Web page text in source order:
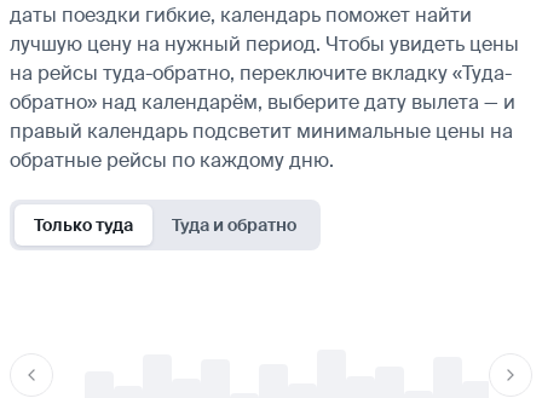
даты поездки гибкие, календарь поможет найти
лучшую цену на нужный период. Чтобы увидеть цены
на рейсы туда-обратно, переключите вкладку «Туда-
обратно» над календарём, выберите дату вылета — и
правый календарь подсветит минимальные цены на
обратные рейсы по каждому дню.
Только туда Туда и обратно